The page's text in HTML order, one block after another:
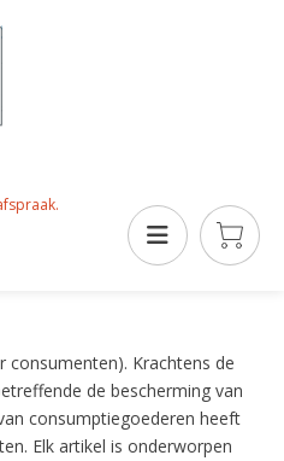
consumenten). Krachtens de
de bescherming van
consumptiegoederen heeft
Elk artikel is onderworpen